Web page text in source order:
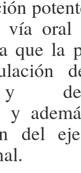
vía
que la
y
y
del